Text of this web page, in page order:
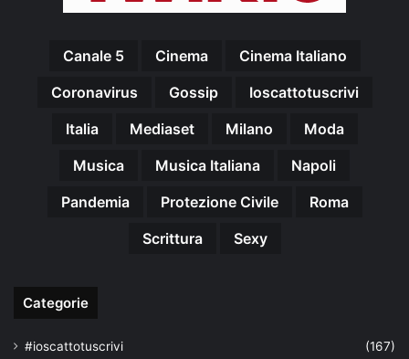
Canale 5 Cinema
Cinema Italiano
Coronavirus
Gossip
Ioscattotuscrivi
Italia
Mediaset Milano
Moda
Musica
Musica Italiana
Napoli
Pandemia
Protezione Civile
Roma
Scrittura
Sexy
Categorie
#ioscattotuscrivi
(167)